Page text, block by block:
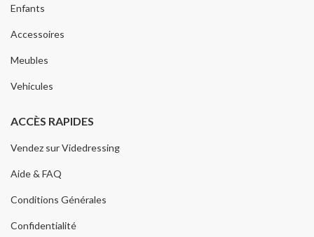
Enfants
Accessoires
Meubles
Vehicules
ACCÈS RAPIDES
Vendez sur Videdressing
Aide & FAQ
Conditions Générales
Confidentialité